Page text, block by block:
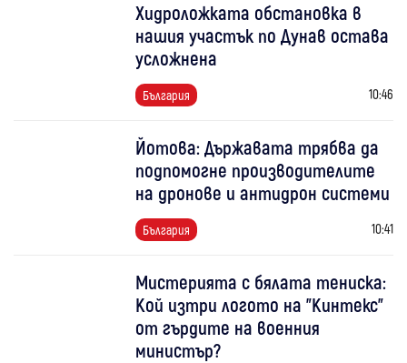
Хидроложката обстановка в
нашия участък по Дунав остава
усложнена
България 10:46
Йотова: Държавата трябва да
подпомогне производителите
на дронове и антидрон системи
България 10:41
Мистерията с бялата тениска:
Кой изтри логото на "Кинтекс"
от гърдите на военния
министър?